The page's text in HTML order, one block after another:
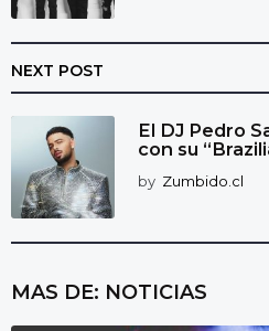
NEXT POST
El DJ Pedro
con su
by Zumbido.cl
MAS DE: NOTICIAS